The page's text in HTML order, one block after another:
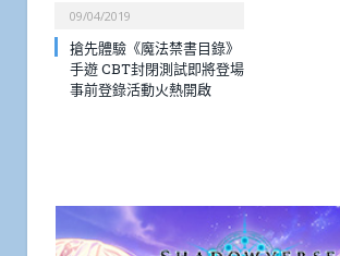
09/04/2019
搶先體驗《魔法禁書目錄》
手遊 CBT封閉測試即將登場
事前登錄活動火熱開啟